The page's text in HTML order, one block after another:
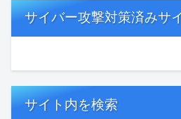
サイバー攻撃対策済みサ
サイト内を検索